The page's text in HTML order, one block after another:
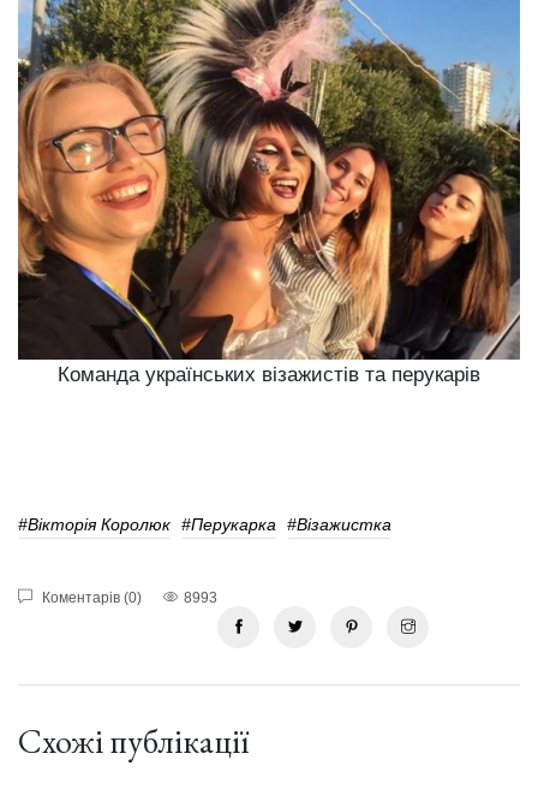
Команда українських візажистів та перукарів
#Вікторія Королюк #Перукарка #візажистка
Коментарів (0) 8993
Схожі публікації